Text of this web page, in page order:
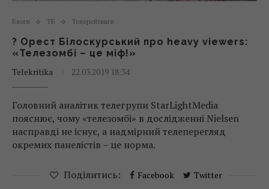
Блоги ТБ Телерейтинги
? Орест Білоскурський про heavy viewers:
«Телезомбі – це міф!»
Telekritika
22.03.2019 18:34
Головний аналітик телегрупи StarLightMedia
пояснює, чому «телезомбі» в дослідженні Nielsen
насправді не існує, а надмірний телеперегляд
окремих панелістів – це норма.
Поділитись: Facebook Twitter